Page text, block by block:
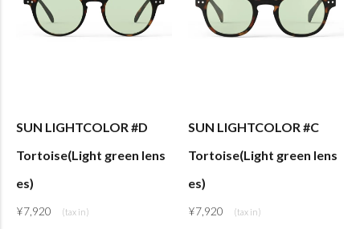
SUN LIGHTCOLOR #D
Tortoise(Light green lens
es)
¥7,920
SUN LIGHTCOLOR #C
Tortoise(Light green lens
es)
¥7,920